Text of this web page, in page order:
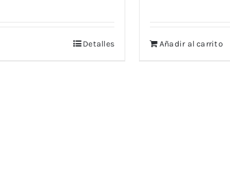
Detalles Añadir al carrito